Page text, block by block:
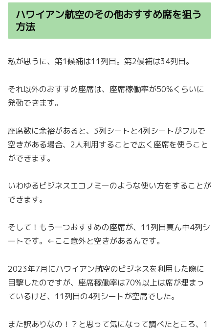
ハワイアン航空のその他おすすめ席を狙う
方法
私が思うに、第1候補は11列目。第2候補は34列目。
それ以外のおすすめ座席は、座席稼働率が50%くらいに
発動できます。
座席数に余裕があると、3列シートと4列シートがフルで
空きがある場合、2人利用することで広く座席を使うこと
ができます。
いわゆるビジネスエコノミーのような使い方をすることが
できます。
そして！もう一つおすすめの座席が、11列目真ん中4列シ
ートです。←ここ意外と空きがあるんです。
2023年7月にハワイアン航空のビジネスを利用した際に
目撃したのですが、座席稼働率は70%以上は席が埋まっ
ているけど、11列目の4列シートが空席でした。
また訳ありなの！？と思って気になって調べたところ、1